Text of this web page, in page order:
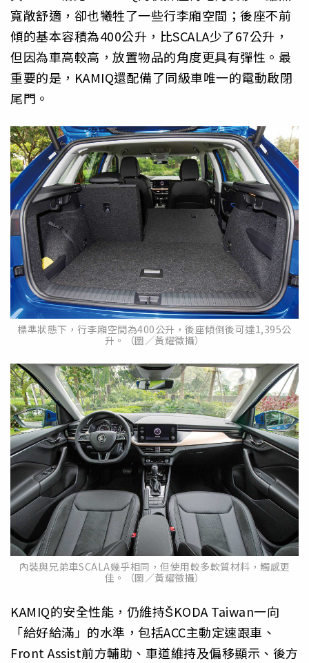
寬敞舒適，卻也犧牲了一些行李廂空間；後座不前
傾的基本容積為400公升，比SCALA少了67公升，
但因為車高較高，放置物品的角度更具有彈性。最
重要的是，KAMIQ還配備了同級車唯一的電動啟閉
尾門。
標準狀態下，行李廂空間為400公升，後座傾倒後可達1,395公
升。（圖／黃耀徵攝）
內裝與兄弟車SCALA幾乎相同，但使用較多軟質材料，觸感更
佳。（圖／黃耀徵攝）
KAMIQ的安全性能，仍維持ŠKODA Taiwan一向
「給好給滿」的水準，包括ACC主動定速跟車、
Front Assist前方輔助、車道維持及偏移顯示、後方